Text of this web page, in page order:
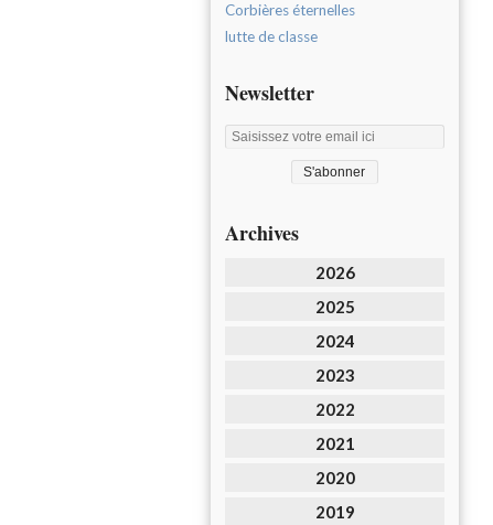
Corbières éternelles
lutte de classe
Newsletter
Archives
2026
2025
2024
2023
2022
2021
2020
2019